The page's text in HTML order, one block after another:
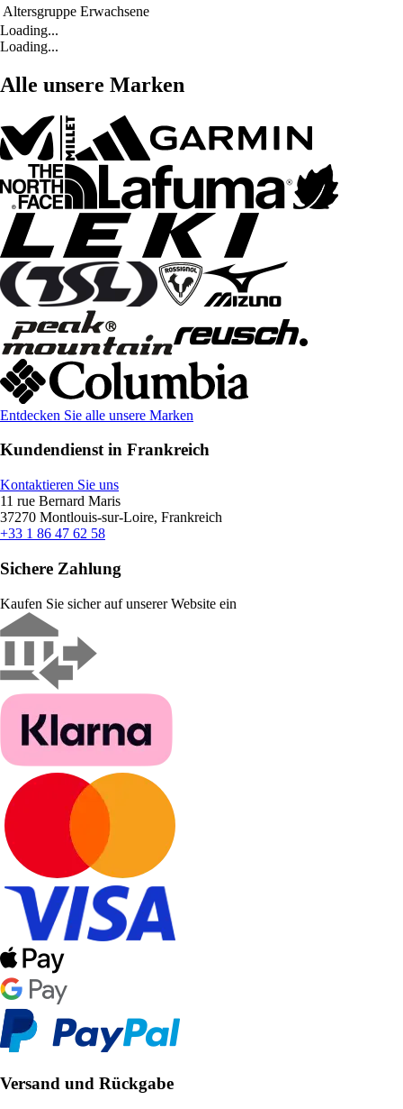
Altersgruppe Erwachsene
Loading...
Loading...
Alle unsere Marken
Entdecken Sie alle unsere Marken
Kundendienst in Frankreich
Kontaktieren Sie uns
11 rue Bernard Maris
37270 Montlouis-sur-Loire, Frankreich
+33 1 86 47 62 58
Sichere Zahlung
Kaufen Sie sicher auf unserer Website ein
Versand und Rückgabe